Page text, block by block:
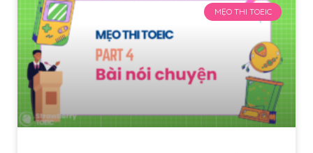
MẸO THI TOEIC